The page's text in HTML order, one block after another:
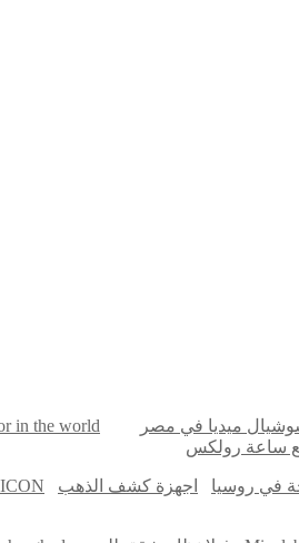
ميديا في مصر in the world
ساعة رولكس
في روسيا اجهزة كشف الذهب